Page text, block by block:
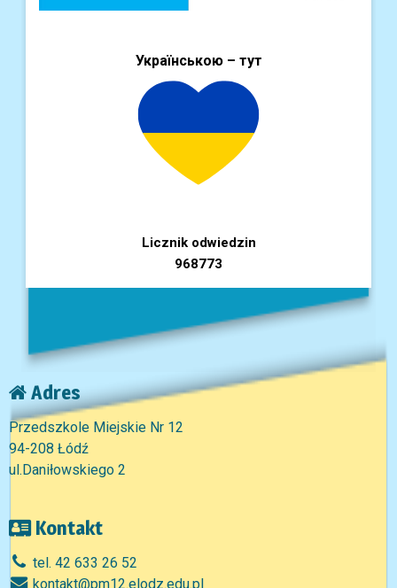
Українською – тут
Licznik odwiedzin
968773
Adres
Przedszkole Miejskie Nr 12
94-208 Łódź
ul.Daniłowskiego 2
Kontakt
tel. 42 633 26 52
kontakt@pm12.elodz.edu.pl